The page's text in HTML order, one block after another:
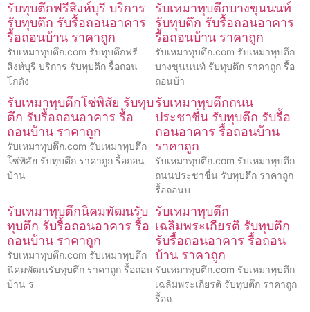
รับทุบตึกฟรีสิงห์บุรี บริการ
รับทุบตึก รับรื้อถอนอาคาร
รื้อถอนบ้าน ราคาถูก
รับเหมาทุบตึก.com รับทุบตึกฟรี
สิงห์บุรี บริการ รับทุบตึก รื้อถอน
โกดัง
รับเหมาทุบตึกบางขุนนนท์
รับทุบตึก รับรื้อถอนอาคาร
รื้อถอนบ้าน ราคาถูก
รับเหมาทุบตึก.com รับเหมาทุบตึก
บางขุนนนท์ รับทุบตึก ราคาถูก รื้อ
ถอนบ้า
รับเหมาทุบตึกโซ่พิสัย รับทุบ
ตึก รับรื้อถอนอาคาร รื้อ
ถอนบ้าน ราคาถูก
รับเหมาทุบตึก.com รับเหมาทุบตึก
โซ่พิสัย รับทุบตึก ราคาถูก รื้อถอน
บ้าน
รับเหมาทุบตึกถนน
ประชาชื่น รับทุบตึก รับรื้อ
ถอนอาคาร รื้อถอนบ้าน
ราคาถูก
รับเหมาทุบตึก.com รับเหมาทุบตึก
ถนนประชาชื่น รับทุบตึก ราคาถูก
รื้อถอนบ
รับเหมาทุบตึกนิคมพัฒนรับ
ทุบตึก รับรื้อถอนอาคาร รื้อ
ถอนบ้าน ราคาถูก
รับเหมาทุบตึก.com รับเหมาทุบตึก
นิคมพัฒนรับทุบตึก ราคาถูก รื้อถอน
บ้าน ร
รับเหมาทุบตึก
เฉลิมพระเกียรติ รับทุบตึก
รับรื้อถอนอาคาร รื้อถอน
บ้าน ราคาถูก
รับเหมาทุบตึก.com รับเหมาทุบตึก
เฉลิมพระเกียรติ รับทุบตึก ราคาถูก
รื้อถ